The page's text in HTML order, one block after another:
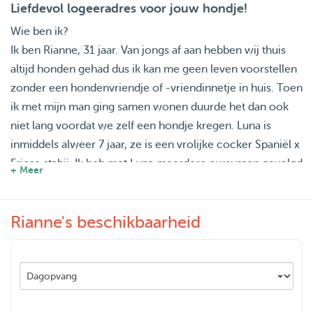
Liefdevol logeeradres voor jouw hondje!
Wie ben ik?
Ik ben Rianne, 31 jaar. Van jongs af aan hebben wij thuis
altijd honden gehad dus ik kan me geen leven voorstellen
zonder een hondenvriendje of -vriendinnetje in huis. Toen
ik met mijn man ging samen wonen duurde het dan ook
niet lang voordat we zelf een hondje kregen. Luna is
inmiddels alweer 7 jaar, ze is een vrolijke cocker Spaniël x
Friese stabij. Ik heb met Luna meerdere cursussen gevolgd
eengezinswoning in Nijverdal.
+ Meer
Rianne's beschikbaarheid